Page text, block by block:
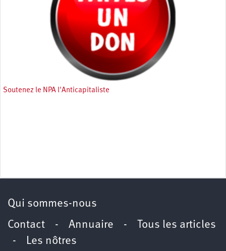
Soutenez le NPA l'Anticapitaliste
Qui sommes-nous
Contact - Annuaire -
Tous les articles
- Les nôtres